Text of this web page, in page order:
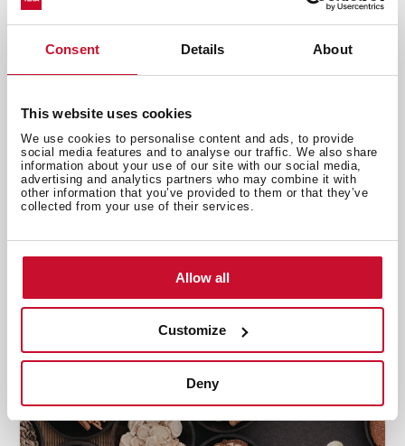
Consent Details About
This website uses cookies
We use cookies to personalise content and ads, to provide
social media features and to analyse our traffic. We also share
information about your use of our site with our social media,
advertising and analytics partners who may combine it with
other information that you’ve provided to them or that they’ve
collected from your use of their services.
Allow all
Customize
Deny
Recetas,Cocina,Inspiración
Recetas de galletas: 5 opciones
fáciles para preparar en casa
Jul 8, 2026